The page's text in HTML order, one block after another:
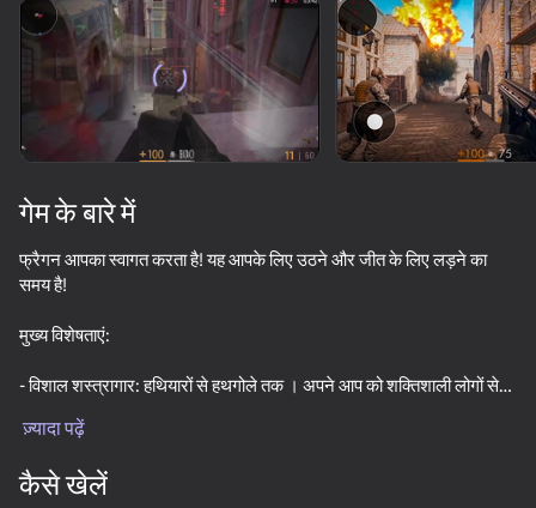
डिवाइस घुमाएँ
यह गेम केवल लैंडस्केप
ओरिएंटेशन का समर्थन करता है
Bodycam Shooter
गेम के बारे में
फ्रैगन आपका स्वागत करता है! यह आपके लिए उठने और जीत के लिए लड़ने का
समय है!
मुख्य विशेषताएं:
- विशाल शस्त्रागार: हथियारों से हथगोले तक । अपने आप को शक्तिशाली लोगों से
- आसान और सरल नियंत्रण
ज़्यादा पढ़ें
कैसे खेलें